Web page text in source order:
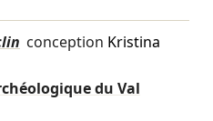
conception Kristina
du Val